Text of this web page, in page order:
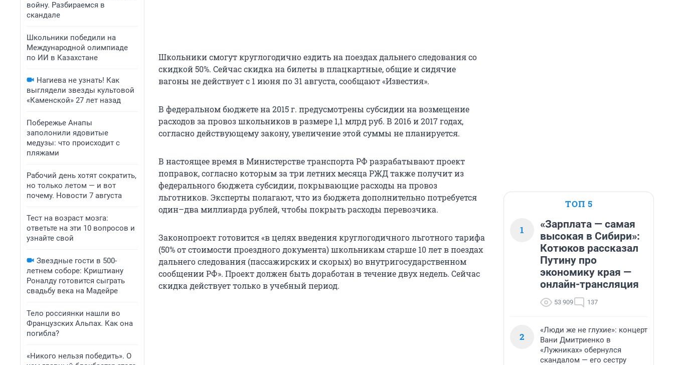
войну. Разбираемся в
скандале
Школьники победили на
Международной олимпиаде
по ИИ в Казахстане
Нагиева не узнать! Как
выглядели звезды культовой
«Каменской» 27 лет назад
Побережье Анапы
заполонили ядовитые
медузы: что происходит с
пляжами
Рабочий день хотят сократить,
но только летом — и вот
почему. Новости 7 августа
Тест на возраст мозга:
ответьте на эти 10 вопросов и
узнайте свой
Звездные гости в 500-
летнем соборе: Криштиану
Роналду готовится сыграть
свадьбу века на Мадейре
Тело россиянки нашли во
Французских Альпах. Как она
погибла?
«Никого нельзя победить». О
Школьники смогут круглогодично ездить на поездах дальнего следования со
скидкой 50%. Сейчас скидка на билеты в плацкартные, общие и сидячие
вагоны не действует с 1 июня по 31 августа, сообщают «Известия».
В федеральном бюджете на 2015 г. предусмотрены субсидии на возмещение
расходов за провоз школьников в размере 1,1 млрд руб. В 2016 и 2017 годах,
согласно действующему закону, увеличение этой суммы не планируется.
В настоящее время в Министерстве транспорта РФ разрабатывают проект
поправок, согласно которым за три летних месяца РЖД также получит из
федерального бюджета субсидии, покрывающие расходы на провоз
льготников. Эксперты полагают, что из бюджета дополнительно потребуется
один–два миллиарда рублей, чтобы покрыть расходы перевозчика.
Законопроект готовится «в целях введения круглогодичного льготного тарифа
(50% от стоимости проездного документа) школьникам старше 10 лет в поездах
дальнего следования (пассажирских и скорых) во внутригосударственном
сообщении РФ». Проект должен быть доработан в течение двух недель. Сейчас
скидка действует только в учебный период.
ТОП 5
1
«Зарплата — самая
высокая в Сибири»:
Котюков рассказал
Путину про
экономику края —
онлайн-трансляция
53 909 137
2
«Люди же не глухие»: концерт
Вани Дмитриенко в
«Лужниках» обернулся
скандалом — его сестру